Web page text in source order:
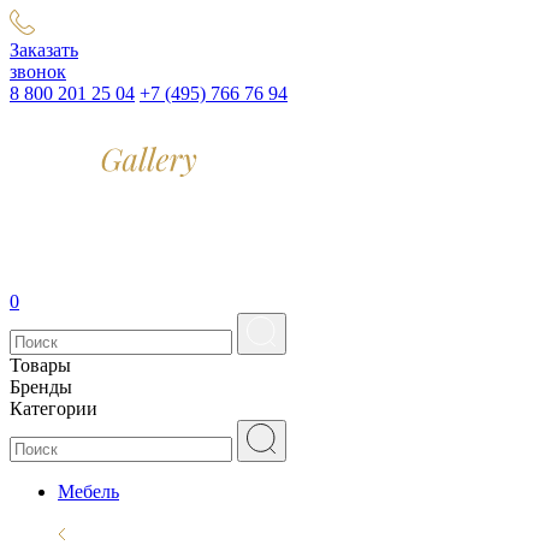
Заказать
звонок
8 800 201 25 04 +7 (495) 766 76 94
0
Товары
Бренды
Категории
Мебель